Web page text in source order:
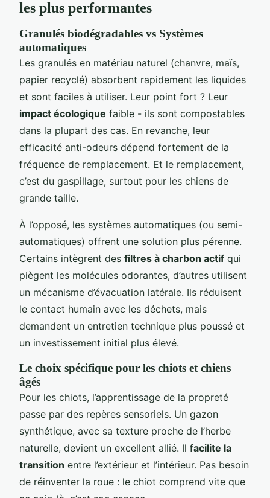
les plus performantes
Granulés biodégradables vs Systèmes
automatiques
Les granulés en matériau naturel (chanvre, maïs,
papier recyclé) absorbent rapidement les liquides
et sont faciles à utiliser. Leur point fort ? Leur
impact écologique faible - ils sont compostables
dans la plupart des cas. En revanche, leur
efficacité anti-odeurs dépend fortement de la
fréquence de remplacement. Et le remplacement,
c’est du gaspillage, surtout pour les chiens de
grande taille.
À l’opposé, les systèmes automatiques (ou semi-
automatiques) offrent une solution plus pérenne.
Certains intègrent des filtres à charbon actif qui
piègent les molécules odorantes, d’autres utilisent
un mécanisme d’évacuation latérale. Ils réduisent
le contact humain avec les déchets, mais
demandent un entretien technique plus poussé et
un investissement initial plus élevé.
Le choix spécifique pour les chiots et chiens
âgés
Pour les chiots, l’apprentissage de la propreté
passe par des repères sensoriels. Un gazon
synthétique, avec sa texture proche de l’herbe
naturelle, devient un excellent allié. Il facilite la
transition entre l’extérieur et l’intérieur. Pas besoin
de réinventer la roue : le chiot comprend vite que